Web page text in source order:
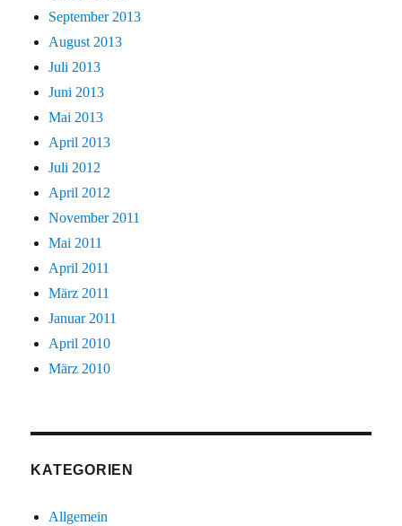
September 2013
August 2013
Juli 2013
Juni 2013
Mai 2013
April 2013
Juli 2012
April 2012
November 2011
Mai 2011
April 2011
März 2011
Januar 2011
April 2010
März 2010
KATEGORIEN
Allgemein